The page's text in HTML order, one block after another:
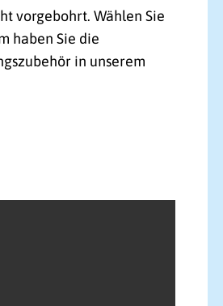
vorgebohrt. Wählen Sie
haben Sie die
in unserem